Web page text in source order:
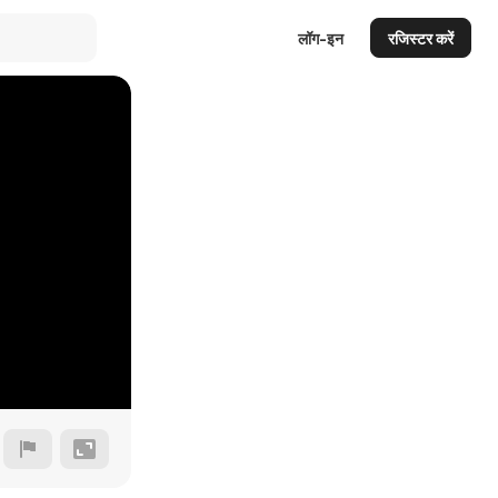
लॉग-इन रजिस्टर करें